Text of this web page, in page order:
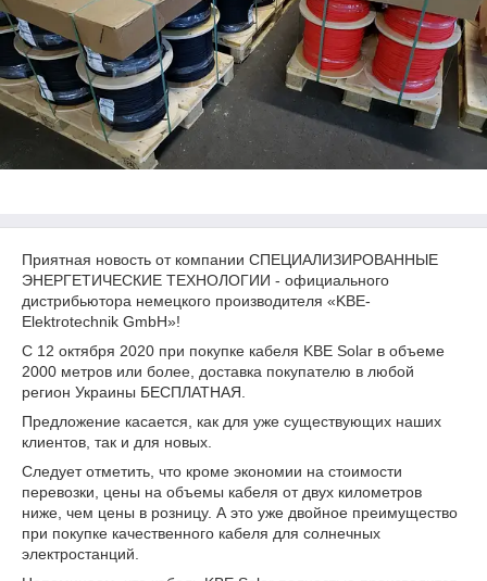
Приятная новость от компании СПЕЦИАЛИЗИРОВАННЫЕ
ЭНЕРГЕТИЧЕСКИЕ ТЕХНОЛОГИИ - официального
дистрибьютора немецкого производителя «KBE-
Elektrotechnik GmbH»!
С 12 октября 2020 при покупке кабеля KBE Solar в объеме
2000 метров или более, доставка покупателю в любой
регион Украины БЕСПЛАТНАЯ.
Предложение касается, как для уже существующих наших
клиентов, так и для новых.
Следует отметить, что кроме экономии на стоимости
перевозки, цены на объемы кабеля от двух километров
ниже, чем цены в розницу. А это уже двойное преимущество
при покупке качественного кабеля для солнечных
электростанций.